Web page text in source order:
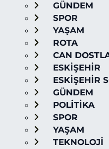
GÜNDEM
SPOR
YAŞAM
ROTA
CAN
ESKİŞEHİR
ESKİŞEHİR
GÜNDEM
POLİTİKA
SPOR
YAŞAM
TEKNOLOJİ